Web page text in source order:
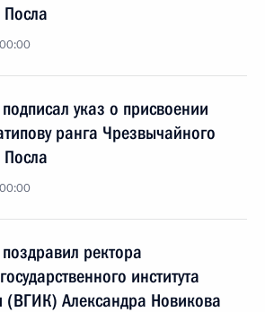
указ о присвоении
ранга Чрезвычайного
ректора
института
(ВГИК) Александра Новикова